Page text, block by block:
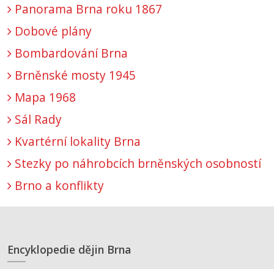
Panorama Brna roku 1867
Dobové plány
Bombardování Brna
Brněnské mosty 1945
Mapa 1968
Sál Rady
Kvartérní lokality Brna
Stezky po náhrobcích brněnských osobností
Brno a konflikty
Encyklopedie dějin Brna